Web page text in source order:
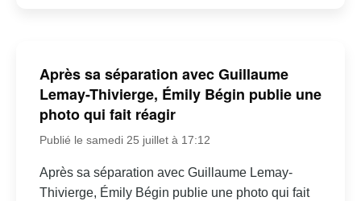
Après sa séparation avec Guillaume
Lemay-Thivierge, Émily Bégin publie une
photo qui fait réagir
Publié le samedi 25 juillet à 17:12
Après sa séparation avec Guillaume Lemay-
Thivierge, Émily Bégin publie une photo qui fait